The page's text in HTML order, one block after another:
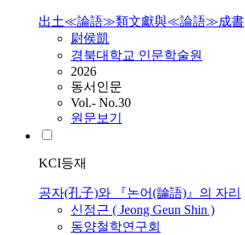
出土≪論語≫類文獻與≪論語≫成書
尉侯凱
경북대학교 인문학술원
2026
동서인문
Vol.- No.30
원문보기
KCI등재
공자(孔子)와 『논어(論語)』의 자리
신정근 ( Jeong Geun Shin )
동양철학연구회